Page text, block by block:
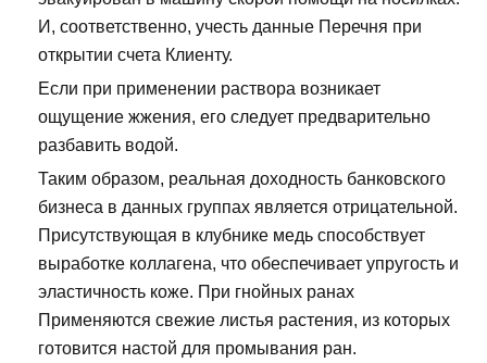
И, соответственно, учесть данные Перечня при
открытии счета Клиенту.
Если при применении раствора возникает
ощущение жжения, его следует предварительно
разбавить водой.
Таким образом, реальная доходность банковского
бизнеса в данных группах является отрицательной.
Присутствующая в клубнике медь способствует
выработке коллагена, что обеспечивает упругость и
эластичность коже. При гнойных ранах
Применяются свежие листья растения, из которых
готовится настой для промывания ран.